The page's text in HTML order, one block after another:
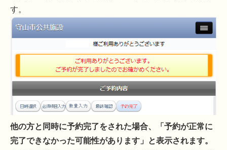
す。
他の方と同時に予約完了をされた場合、「予約が正常に
完了できなかった可能性があります」と表示されます。